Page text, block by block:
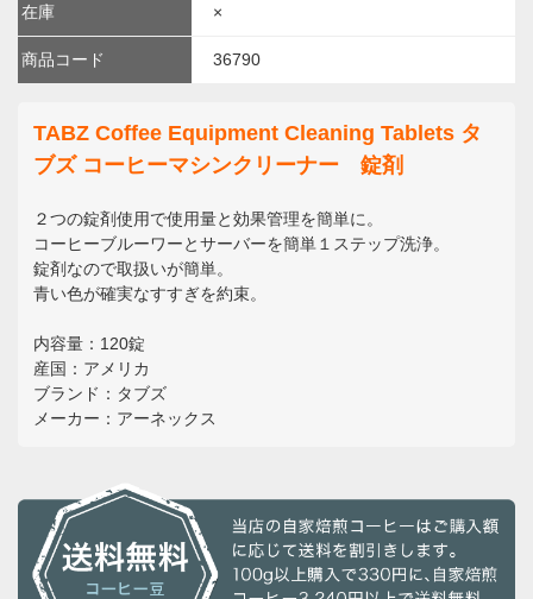
在庫 ×
商品コード 36790
TABZ Coffee Equipment Cleaning Tablets タ
ブズ コーヒーマシンクリーナー 錠剤
２つの錠剤使用で使用量と効果管理を簡単に。
コーヒーブルーワーとサーバーを簡単１ステップ洗浄。
錠剤なので取扱いが簡単。
青い色が確実なすすぎを約束。
内容量：120錠
産国：アメリカ
ブランド：タブズ
メーカー：アーネックス